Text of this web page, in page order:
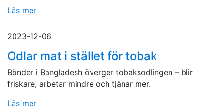
Läs mer
2023-12-06
Odlar mat i stället för tobak
Bönder i Bangladesh överger tobaksodlingen – blir
friskare, arbetar mindre och tjänar mer.
Läs mer